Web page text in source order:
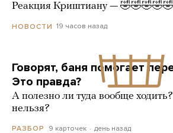
Реакция Криштиану — 🤣🤣🤣🤣🤣
НОВОСТИ 19 часов назад
Говорят, баня помогает
Это правда?
А полезно ли туда вообще
нельзя?
РАЗБОР 9 карточек день назад